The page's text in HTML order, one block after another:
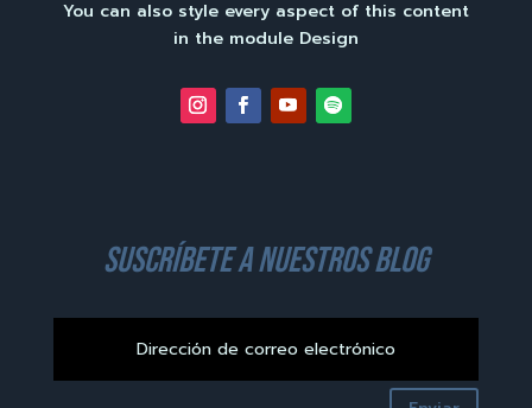
You can also style every aspect of this content
in the module Design
suscríbete a nuestros blog